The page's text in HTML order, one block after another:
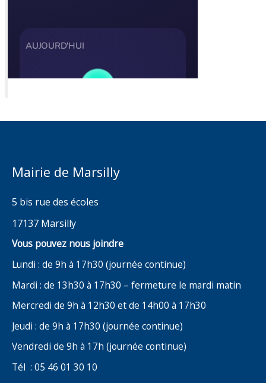
Mairie de Marsilly
5 bis rue des écoles
17137 Marsilly
Vous pouvez nous joindre
Lundi : de 9h à 17h30 (journée continue)
Mardi : de 13h30 à 17h30 – fermeture le mardi matin
Mercredi de 9h à 12h30 et de 14h00 à 17h30
Jeudi : de 9h à 17h30 (journée continue)
Vendredi de 9h à 17h (journée continue)
Tél : 05 46 01 30 10